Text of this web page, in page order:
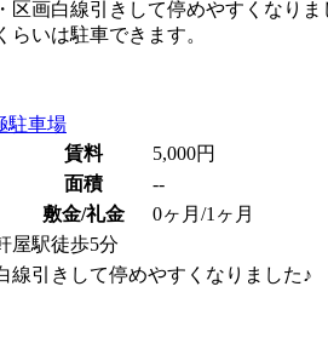
画白線引きして停めやすくなりま
いは駐車できます。
駐車場
賃料
5,000円
面積
--
敷金/礼金
0ヶ月/1ヶ月
屋駅徒歩5分
引きして停めやすくなりました♪